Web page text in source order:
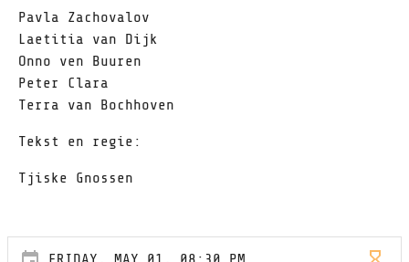
Pavla Zachovalov
Laetitia van Dijk
Onno ven Buuren
Peter Clara
Terra van Bochhoven
Tekst en regie:
Tjiske Gnossen